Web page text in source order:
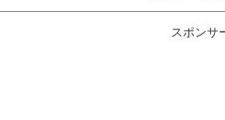
スポンサ